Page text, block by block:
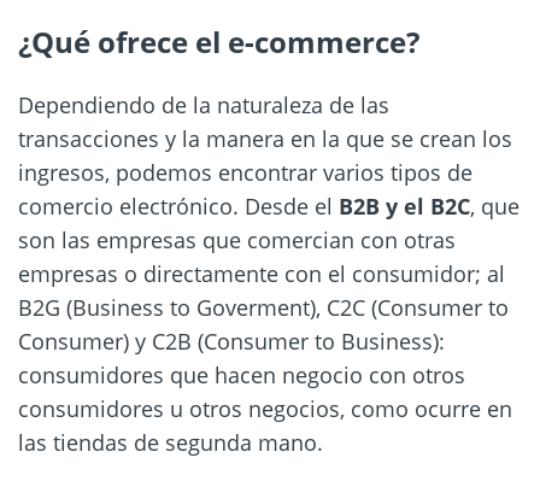
¿Qué ofrece el e-commerce?
Dependiendo de la naturaleza de las
transacciones y la manera en la que se crean los
ingresos, podemos encontrar varios tipos de
comercio electrónico. Desde el B2B y el B2C, que
son las empresas que comercian con otras
empresas o directamente con el consumidor; al
B2G (Business to Goverment), C2C (Consumer to
Consumer) y C2B (Consumer to Business):
consumidores que hacen negocio con otros
consumidores u otros negocios, como ocurre en
las tiendas de segunda mano.